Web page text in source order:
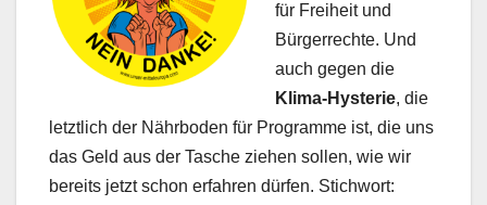
für Freiheit und
Bürgerrechte. Und
auch gegen die
Klima-Hysterie, die
letztlich der Nährboden für Programme ist, die uns
das Geld aus der Tasche ziehen sollen, wie wir
bereits jetzt schon erfahren dürfen. Stichwort: